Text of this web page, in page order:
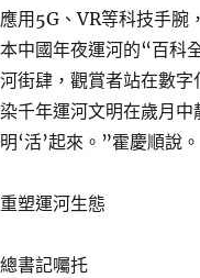
應用5G、VR等科技手腕
本中國年夜運河的“百科
河街肆，觀賞者站在數
染千年運河文明在歲月
明‘活’起來。”霍慶順說。
重塑運河生態
總書記囑托